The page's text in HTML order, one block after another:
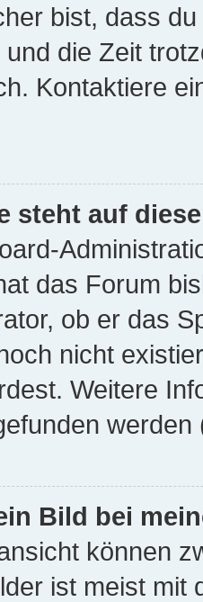
bist, dass
die Zeit
Kontaktiere
steht auf
das Forum
ob er das
nicht
Weitere
Bild bei
können
ist meist mit